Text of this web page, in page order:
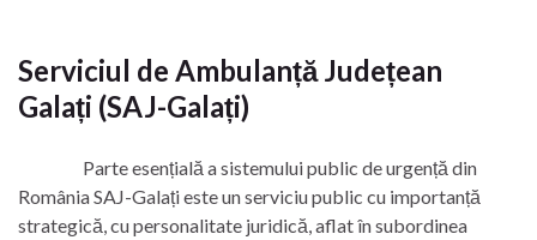
Serviciul de Ambulanță Județean
Galați (SAJ-Galați)
Parte esențială a sistemului public de urgență din
România SAJ-Galați este un serviciu public cu importanță
strategică, cu personalitate juridică, aflat în subordinea